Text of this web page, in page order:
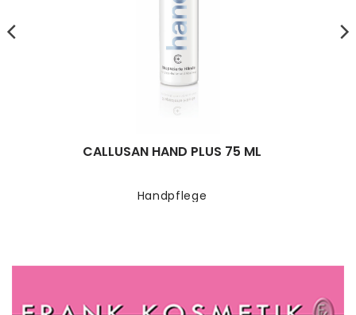
Handpflege
CALLUSAN HAND PLUS 75 ML